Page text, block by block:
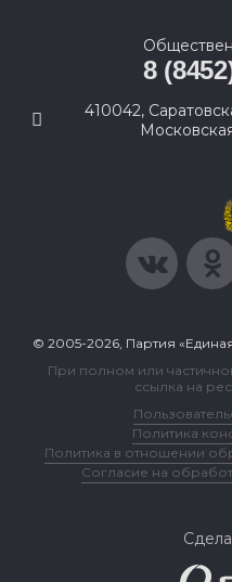
8
410042,
© 2005-2026, Партия
При полном или
ссылка на
Политика
Политика в отношении
Согласие на